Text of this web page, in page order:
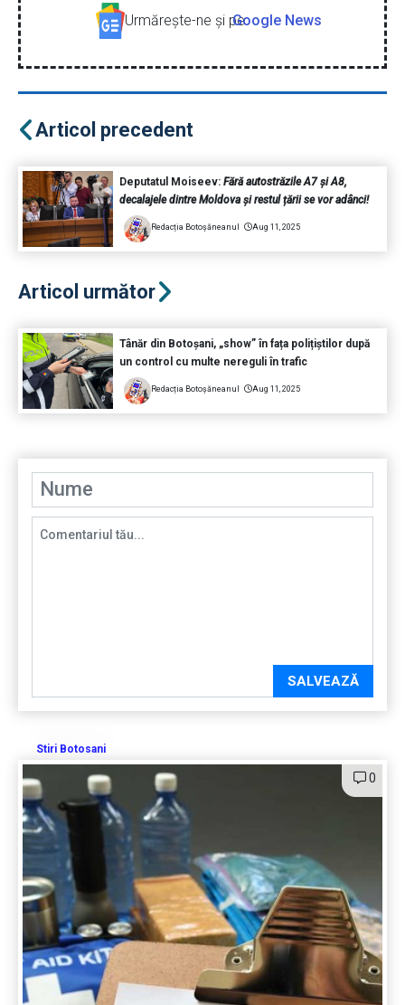
Urmăreşte-ne şi peGoogle News
Articol precedent
Deputatul Moiseev: Fără autostrăzile A7 și A8,
decalajele dintre Moldova și restul țării se vor adânci!
Redacția Botoșăneanul Aug 11, 2025
Articol următor
Tânăr din Botoșani, „show” în fața polițiștilor după
un control cu multe nereguli în trafic
Redacția Botoșăneanul Aug 11, 2025
SALVEAZĂ
Stiri Botosani
0